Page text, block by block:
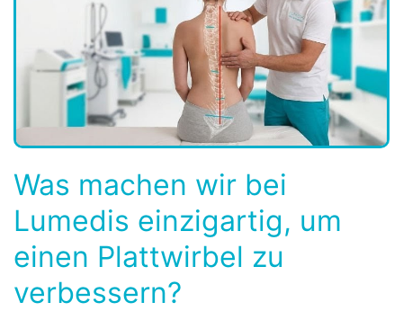
Was machen wir bei
Lumedis einzigartig, um
einen Plattwirbel zu
verbessern?